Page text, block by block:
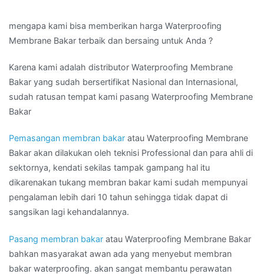
mengapa kami bisa memberikan harga Waterproofing
Membrane Bakar terbaik dan bersaing untuk Anda ?
Karena kami adalah distributor Waterproofing Membrane
Bakar yang sudah bersertifikat Nasional dan Internasional,
sudah ratusan tempat kami pasang Waterproofing Membrane
Bakar
Pemasangan membran bakar atau Waterproofing Membrane
Bakar akan dilakukan oleh teknisi Professional dan para ahli di
sektornya, kendati sekilas tampak gampang hal itu
dikarenakan tukang membran bakar kami sudah mempunyai
pengalaman lebih dari 10 tahun sehingga tidak dapat di
sangsikan lagi kehandalannya.
Pasang membran bakar atau Waterproofing Membrane Bakar
bahkan masyarakat awan ada yang menyebut membran
bakar waterproofing. akan sangat membantu perawatan